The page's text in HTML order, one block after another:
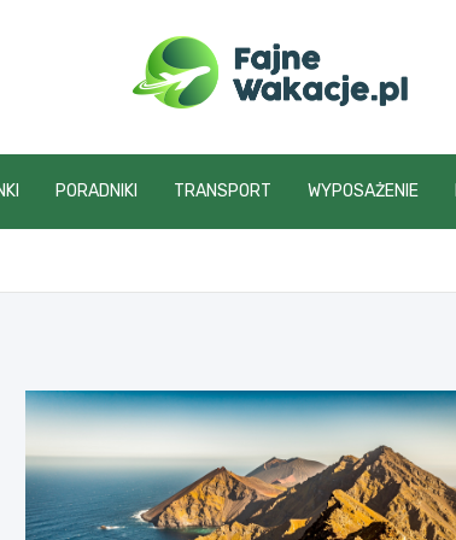
fajnewakacje.pl
PORADNIKI TRANSPORT WYPOSAŻENIE